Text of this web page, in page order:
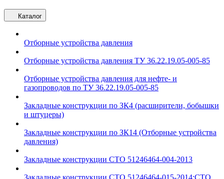
Каталог
Отборные устройства давления
Отборные устройства давления ТУ 36.22.19.05-005-85
Отборные устройства давления для нефте- и
газопроводов по ТУ 36.22.19.05-005-85
Закладные конструкции по ЗК4 (расширители, бобышки
и штуцеры)
Закладные конструкции по ЗК14 (Отборные устройства
давления)
Закладные конструкции СТО 51246464-004-2013
Закладные конструкции СТО 51246464-015-2014;СТО